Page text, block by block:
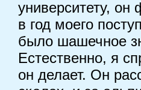
университету, он
в год моего
было шашечное
Естественно, я
он делает. Он